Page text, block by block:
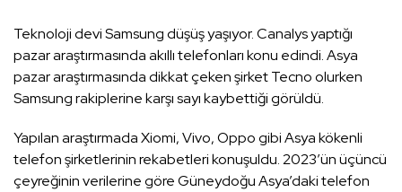
Teknoloji devi Samsung düşüş yaşıyor. Canalys yaptığı
pazar araştırmasında akıllı telefonları konu edindi. Asya
pazar araştırmasında dikkat çeken şirket Tecno olurken
Samsung rakiplerine karşı sayı kaybettiği görüldü.
Yapılan araştırmada Xiomi, Vivo, Oppo gibi Asya kökenli
telefon şirketlerinin rekabetleri konuşuldu. 2023’ün üçüncü
çeyreğinin verilerine göre Güneydoğu Asya’daki telefon